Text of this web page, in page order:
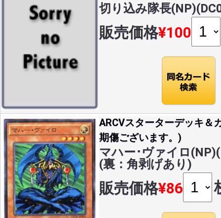
切り込み隊長
販売価格¥100
ARCVスターターデッキ＆
期傷ございます。)
マハー･ヴァイロ
(裏：角剥げあり)
販売価格¥86